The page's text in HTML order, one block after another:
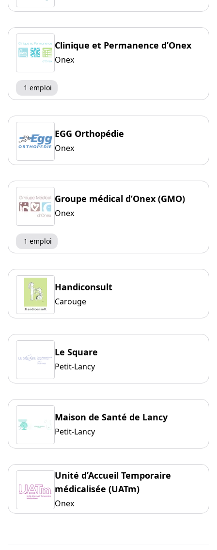
Clinique et Permanence d’Onex
Onex
1 emploi
EGG Orthopédie
Onex
Groupe médical d’Onex (GMO)
Onex
1 emploi
Handiconsult
Carouge
Le Square
Petit-Lancy
Maison de Santé de Lancy
Petit-Lancy
Unité d’Accueil Temporaire
médicalisée (UATm)
Onex